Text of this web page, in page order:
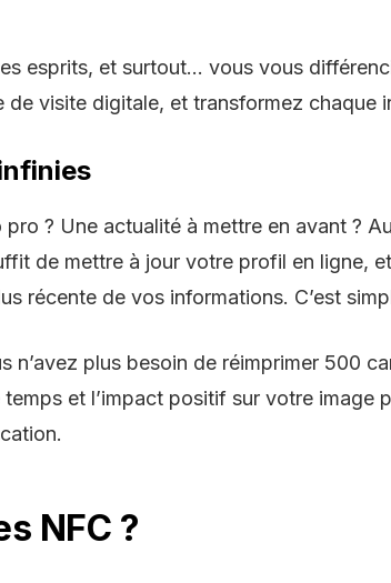
esprits, et surtout… vous vous
de visite digitale, et transformez chaque
? Une actualité à mettre en avant ?
de mettre à jour votre profil en ligne,
récente de vos informations. C’est
n’avez plus besoin de réimprimer 500
et l’impact positif sur votre image
NFC ?